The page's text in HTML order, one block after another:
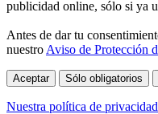
publicidad online, sólo si ya
Antes de dar tu
nuestro Aviso de Protección
Aceptar Sólo obligatorios
Nuestra política de privacidad